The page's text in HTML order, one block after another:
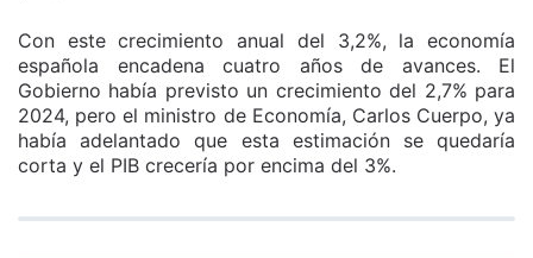
Con este crecimiento anual del 3,2%, la economía
española encadena cuatro años de avances. El
Gobierno había previsto un crecimiento del 2,7% para
2024, pero el ministro de Economía, Carlos Cuerpo, ya
había adelantado que esta estimación se quedaría
corta y el PIB crecería por encima del 3%.